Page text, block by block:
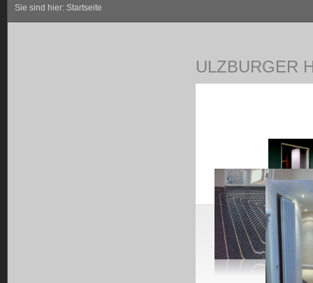
Sie sind hier: Startseite
ULZBURGER